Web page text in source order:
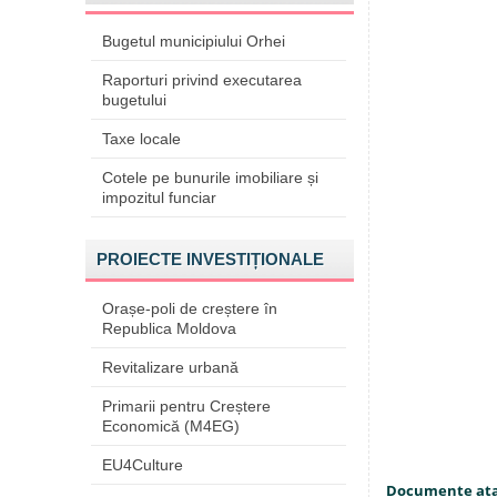
Bugetul municipiului Orhei
Raporturi privind executarea
bugetului
Taxe locale
Cotele pe bunurile imobiliare și
impozitul funciar
PROIECTE INVESTIȚIONALE
Orașe-poli de creștere în
Republica Moldova
Revitalizare urbană
Primarii pentru Creștere
Economică (M4EG)
EU4Culture
Documente